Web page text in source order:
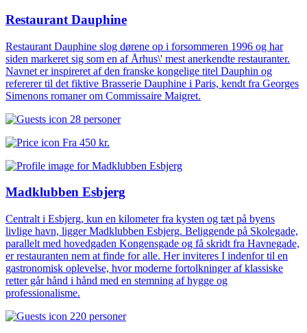
Restaurant Dauphine
Restaurant Dauphine slog dørene op i forsommeren 1996 og har
siden markeret sig som en af Århus\' mest anerkendte restauranter.
Navnet er inspireret af den franske kongelige titel Dauphin og
refererer til det fiktive Brasserie Dauphine i Paris, kendt fra Georges
Simenons romaner om Commissaire Maigret.
28 personer
Fra 450 kr.
Madklubben Esbjerg
Centralt i Esbjerg, kun en kilometer fra kysten og tæt på byens
livlige havn, ligger Madklubben Esbjerg. Beliggende på Skolegade,
parallelt med hovedgaden Kongensgade og få skridt fra Havnegade,
er restauranten nem at finde for alle. Her inviteres I indenfor til en
gastronomisk oplevelse, hvor moderne fortolkninger af klassiske
retter går hånd i hånd med en stemning af hygge og
professionalisme.
220 personer